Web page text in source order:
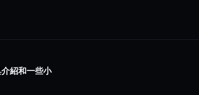
紹和一些小